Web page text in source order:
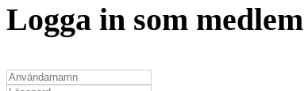
Logga in som medlem